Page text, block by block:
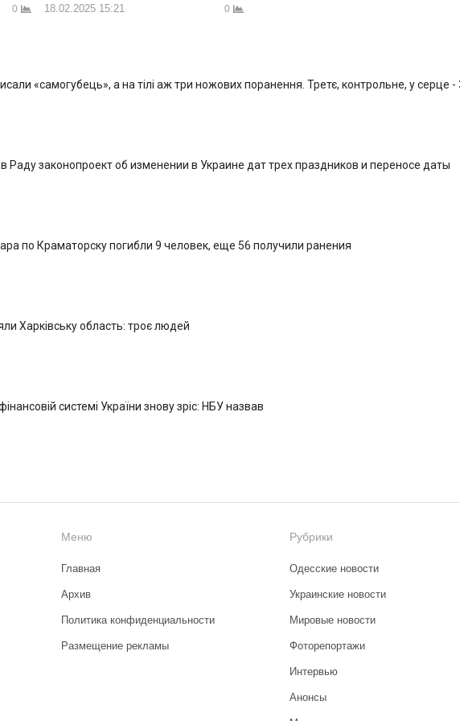
0 18.02.2025 15:21 0
«самогубець», а на тілі аж три ножових поранення. Третє, контрольне, у серце -
Раду законопроект об изменении в Украине дат трех праздников и переносе даты
по Краматорску погибли 9 человек, еще 56 получили ранения
Харківську область: троє людей
системі України знову зріс: НБУ назвав
Меню
Главная
Архив
Политика конфиденциальности
Размещение рекламы
Рубрики
Одесские новости
Украинские новости
Мировые новости
Фоторепортажи
Интервью
Анонсы